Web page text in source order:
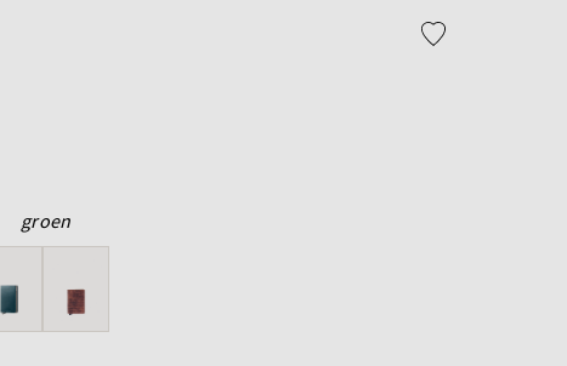
groen